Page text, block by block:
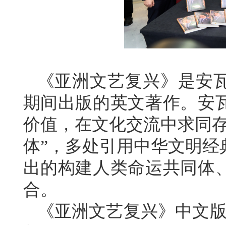
《亚洲文艺复兴》是安
期间出版的英文著作。安
价值，在文化交流中求同
体”，多处引用中华文明
出的构建人类命运共同体
合。
《亚洲文艺复兴》中文